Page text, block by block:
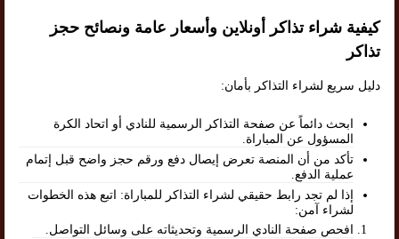
كيفية شراء تذاكر أونلاين وأسعار عامة ونصائح حجز
تذاكر
دليل سريع لشراء التذاكر بأمان:
ابحث دائماً عن صفحة التذاكر الرسمية للنادي أو اتحاد الكرة
المسؤول عن المباراة.
تأكد من أن المنصة تعرض إيصال دفع ورقم حجز واضح قبل إتمام
عملية الدفع.
إذا لم تجد رابط حقيقي لشراء التذاكر للمباراة: اتبع هذه الخطوات
لشراء آمن:
افحص صفحة النادي الرسمية وتحديثاته على وسائل التواصل.